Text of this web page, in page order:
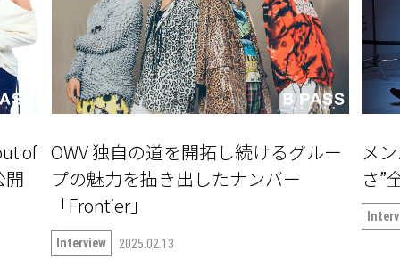
of
開
OWV 独自の道を開拓し続けるグルー
プの魅力を描き出したナンバー
「Frontier」
Interview 2025.02.13
メ
さ”